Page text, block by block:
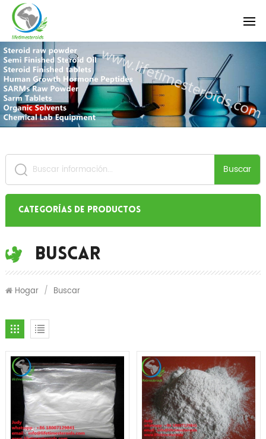
Buscar
Categorías de productos
Buscar
Hogar / Buscar